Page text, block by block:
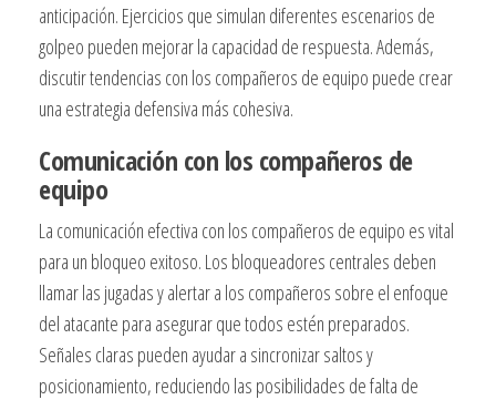
anticipación. Ejercicios que simulan diferentes escenarios de
golpeo pueden mejorar la capacidad de respuesta. Además,
discutir tendencias con los compañeros de equipo puede crear
una estrategia defensiva más cohesiva.
Comunicación con los compañeros de
equipo
La comunicación efectiva con los compañeros de equipo es vital
para un bloqueo exitoso. Los bloqueadores centrales deben
llamar las jugadas y alertar a los compañeros sobre el enfoque
del atacante para asegurar que todos estén preparados.
Señales claras pueden ayudar a sincronizar saltos y
posicionamiento, reduciendo las posibilidades de falta de